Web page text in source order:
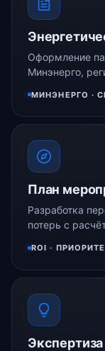
Оформление
Минэнерго,
МИНЭНЕРГО ·
План
Разработка
потерь с
ROI ·